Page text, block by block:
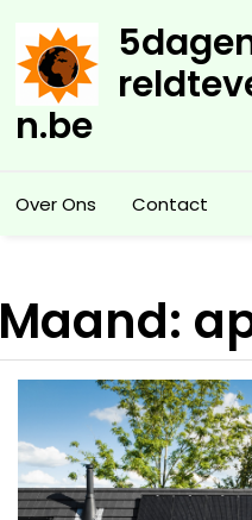
n.be
Over Ons Contact
Maand: